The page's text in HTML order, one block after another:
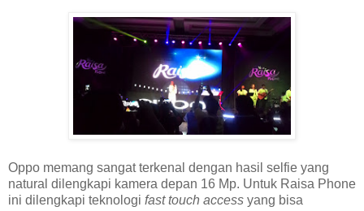
Oppo memang sangat terkenal dengan hasil selfie yang
natural dilengkapi kamera depan 16 Mp. Untuk Raisa Phone
ini dilengkapi teknologi fast touch access yang bisa